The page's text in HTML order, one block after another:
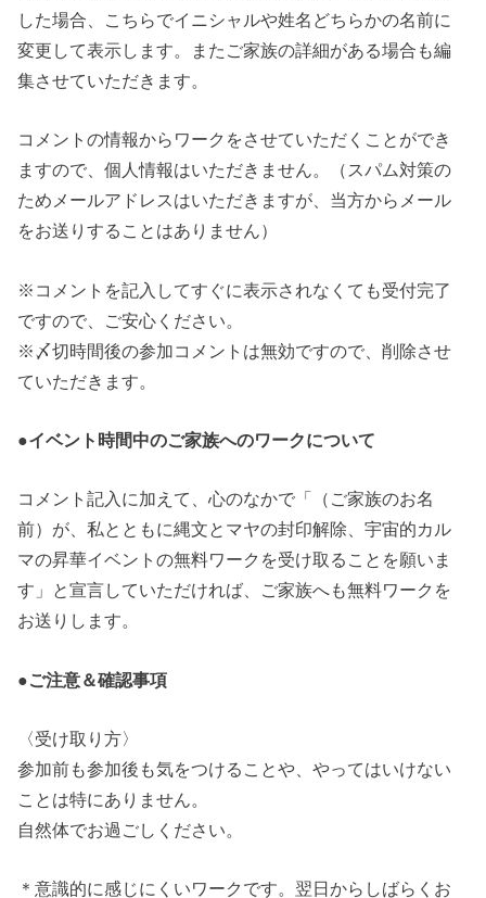
した場合、こちらでイニシャルや姓名どちらかの名前に
変更して表示します。またご家族の詳細がある場合も編
集させていただきます。
コメントの情報からワークをさせていただくことができ
ますので、個人情報はいただきません。（スパム対策の
ためメールアドレスはいただきますが、当方からメール
をお送りすることはありません）
※コメントを記入してすぐに表示されなくても受付完了
ですので、ご安心ください。
※〆切時間後の参加コメントは無効ですので、削除させ
ていただきます。
●イベント時間中のご家族へのワークについて
コメント記入に加えて、心のなかで「（ご家族のお名
前）が、私とともに縄文とマヤの封印解除、宇宙的カル
マの昇華イベントの無料ワークを受け取ることを願いま
す」と宣言していただければ、ご家族へも無料ワークを
お送りします。
●ご注意＆確認事項
〈受け取り方〉
参加前も参加後も気をつけることや、やってはいけない
ことは特にありません。
自然体でお過ごしください。
＊意識的に感じにくいワークです。翌日からしばらくお